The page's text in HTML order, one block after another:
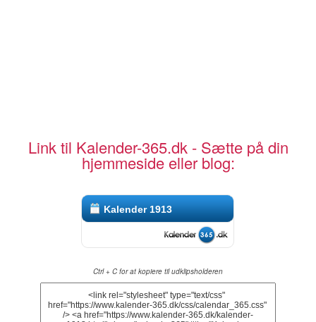
Link til Kalender-365.dk - Sætte på din
hjemmeside eller blog:
Kalender 1913
Ctrl + C for at kopiere til udklipsholderen